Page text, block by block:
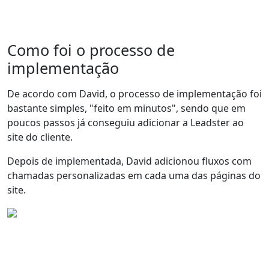
Como foi o processo de
implementação
De acordo com David, o processo de implementação foi
bastante simples, "feito em minutos", sendo que em
poucos passos já conseguiu adicionar a Leadster ao
site do cliente.
Depois de implementada, David adicionou fluxos com
chamadas personalizadas em cada uma das páginas do
site.